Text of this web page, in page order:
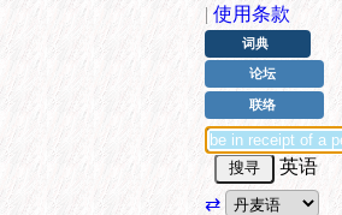
| 使用条款
词典
论坛
联络
英语
⇄